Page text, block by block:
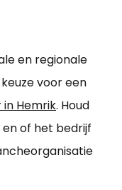
en regionale
voor een
Hemrik. Houd
of het bedrijf